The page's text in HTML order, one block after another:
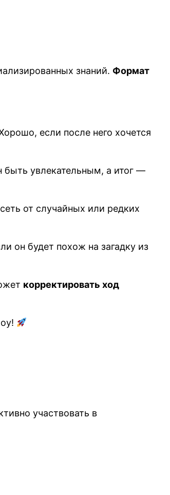
знаний. Формат
если после него хочется
быть увлекательным, а итог —
от случайных или редких
он будет похож на загадку из
корректировать ход
участвовать в